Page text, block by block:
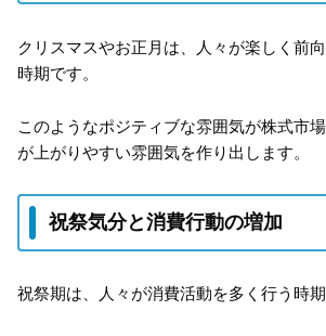
クリスマスやお正月は、人々が楽しく前
時期です。
このようなポジティブな雰囲気が株式市
が上がりやすい雰囲気を作り出します。
祝祭気分と消費行動の増加
祝祭期は、人々が消費活動を多く行う時期